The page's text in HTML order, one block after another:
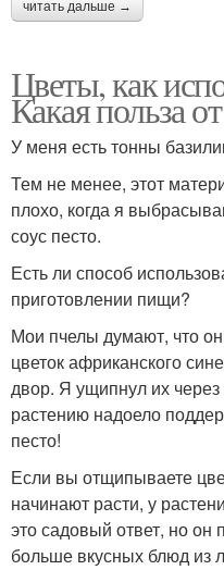
читать дальше →
Цветы, как
Какая польза
У меня есть тонны
Тем не менее, этот
плохо, когда я
соус песто.
Есть ли способ
приготовлении пищи?
Мои пчелы думают, что
цветок африканского
двор. Я ущипнул их
растению надоело
песто!
Если вы отщипываете
начинают расти, у
это садовый ответ, но он
больше вкусных блюд из